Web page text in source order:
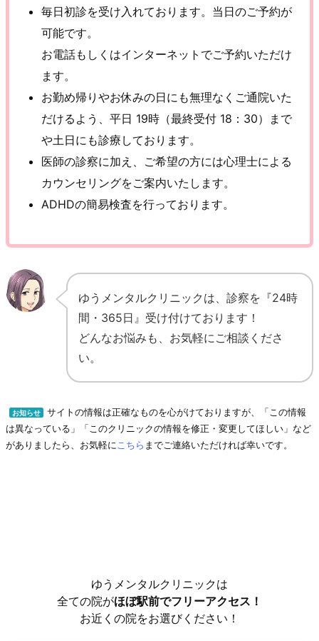
毎日初診を受け入れております。当日のご予約が
可能です。
お電話もしくはインターネットでご予約いただけ
ます。
お勤め帰りやお休みの日にも無理なくご通院いた
だけるよう、平日 19時（最終受付 18：30）まで
や土日にも診療しております。
医師の診察に加え、ご希望の方には心理士による
カウンセリングをご案内いたします。
ADHDの簡易検査を行っております。
ゆうメンタルクリニックは、診察を『24時
間・365日』受け付けております！
どんなお悩みも、お気軽にご相談くださ
い。
お知らせ
サイトの情報は正確なものを心がけておりますが、「この情報
は異なっている」「このクリニックの情報を修正・変更してほしい」など
がありましたら、お気軽に こちら までご連絡いただければ幸いです。
ゆうメンタルクリニックは
全ての院がほぼ駅前でフリーアクセス！
お近くの院をお選びください！